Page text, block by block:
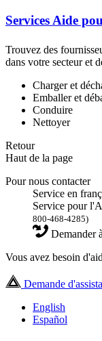
Services Aide
Trouvez des
dans votre secteur et
Charger et
Emballer et
Conduire
Nettoyer
Retour
Haut de la page
Pour nous contacter
Service en
Service pour
800-468-4285)
Demander
Vous avez besoin
Demande
English
Español